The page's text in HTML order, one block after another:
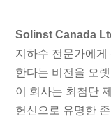
Solinst Canada
지하수 전문가에
한다는 비전을 오
이 회사는 최첨단
헌신으로 유명한